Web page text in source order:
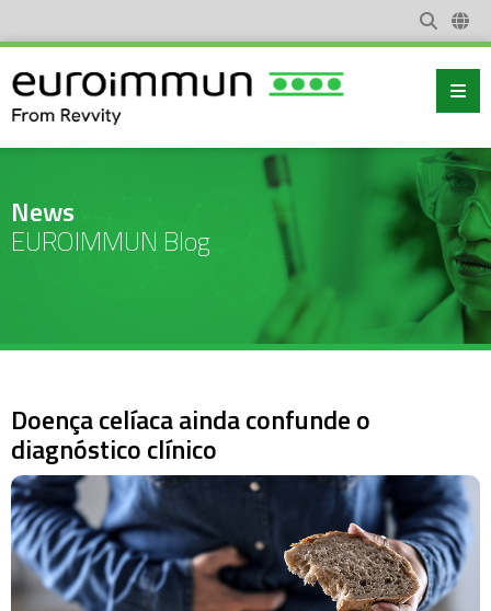
News
EUROIMMUN Blog
Doença celíaca ainda confunde o
diagnóstico clínico